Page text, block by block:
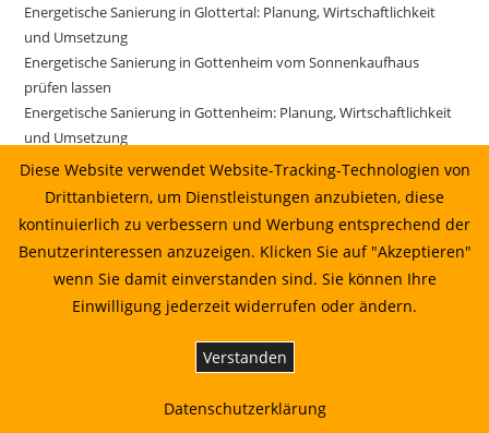
Energetische Sanierung in Glottertal: Planung, Wirtschaftlichkeit
und Umsetzung
Energetische Sanierung in Gottenheim vom Sonnenkaufhaus
prüfen lassen
Energetische Sanierung in Gottenheim: Planung, Wirtschaftlichkeit
und Umsetzung
Energetische Sanierung in Gundelfingen vom Sonnenkaufhaus
prüfen lassen
Energetische Sanierung in Gundelfingen: Planung, Wirtschaftlichkeit
Energetische Sanierung in Gutach im Breisgau vom
Sonnenkaufhaus prüfen lassen
Energetische Sanierung in Gutach im Breisgau: Planung,
Wirtschaftlichkeit und Umsetzung
Energetische Sanierung in Horben: Planung, Wirtschaftlichkeit und
Energetische Sanierung in Ihringen: Planung, Wirtschaftlichkeit und
Diese Website verwendet Website-Tracking-Technologien von
Drittanbietern, um Dienstleistungen anzubieten, diese
kontinuierlich zu verbessern und Werbung entsprechend der
Benutzerinteressen anzuzeigen. Klicken Sie auf "Akzeptieren"
wenn Sie damit einverstanden sind. Sie können Ihre
Einwilligung jederzeit widerrufen oder ändern.
Verstanden
Datenschutzerklärung